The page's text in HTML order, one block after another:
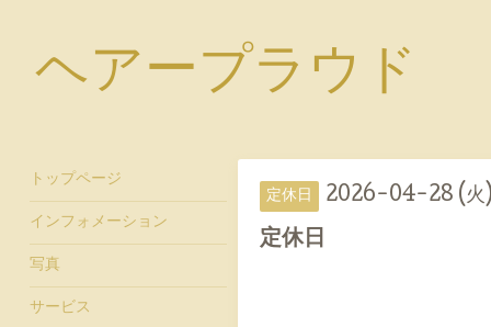
ヘアープラウド
定休日 2026-04-28 (火
定休日
トップページ
インフォメーション
写真
サービス